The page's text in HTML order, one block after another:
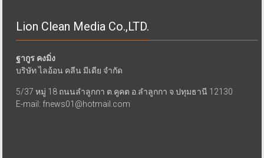
Lion Clean Media Co.,LTD.
ฐากูร คงมิ่ง
บริษัท ไลอ้อน คลีน มีเดีย จำกัด
5/37 หมู่ 18 ถนนลำลูกกา ต.คูคต อ.ลำลูกกา จ.ปทุมธานี 12130
E-mail: fnews01@hotmail.com